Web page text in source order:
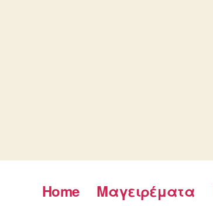
Home Μαγειρέματα